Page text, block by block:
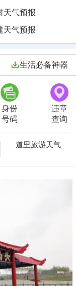
天气预报
天气预报
生活必备神器
身份
号码
违章
查询
道里旅游天气